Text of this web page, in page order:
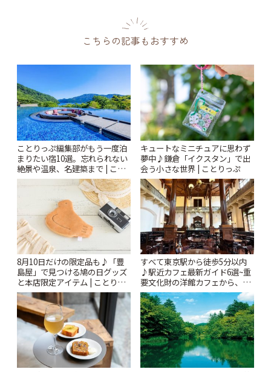
こちらの記事もおすすめ
ことりっぷ編集部がもう一度泊
まりたい宿10選。忘れられない
絶景や温泉、名建築まで | こと
りっぷ
キュートなミニチュアに思わず
夢中♪鎌倉「イクスタン」で出
会う小さな世界 | ことりっぷ
8月10日だけの限定品も♪「豊
島屋」で見つける鳩の日グッズ
と本店限定アイテム | ことりっ
ぷ
すべて東京駅から徒歩5分以内
♪駅近カフェ最新ガイド6選~重
要文化財の洋館カフェから、改
札すぐのレトロ喫茶まで~ | こと
りっぷ